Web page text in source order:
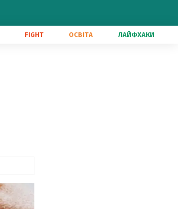
FIGHT ОСВІТА ЛАЙФХАКИ